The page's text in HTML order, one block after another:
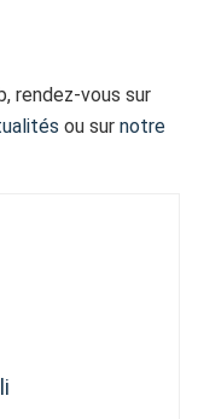
rendez-vous sur
ou sur notre